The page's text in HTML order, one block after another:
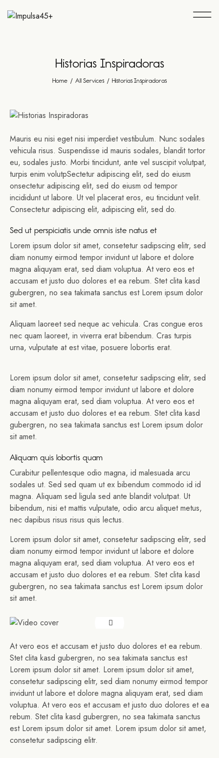
Historias Inspiradoras
Home All Services Historias Inspiradoras
Mauris eu nisi eget nisi imperdiet vestibulum. Nunc sodales
vehicula risus. Suspendisse id mauris sodales, blandit tortor
eu, sodales justo. Morbi tincidunt, ante vel suscipit volutpat,
turpis enim volutpSectetur adipiscing elit, sed do eiusm
onsectetur adipiscing elit, sed do eiusm od tempor
incididunt ut labore. Ut vel placerat eros, eu tincidunt velit.
Consectetur adipiscing elit, adipiscing elit, sed do.
Sed ut perspiciatis unde omnis iste natus et
Lorem ipsum dolor sit amet, consetetur sadipscing elitr, sed
diam nonumy eirmod tempor invidunt ut labore et dolore
magna aliquyam erat, sed diam voluptua. At vero eos et
accusam et justo duo dolores et ea rebum. Stet clita kasd
gubergren, no sea takimata sanctus est Lorem ipsum dolor
sit amet.
Aliquam laoreet sed neque ac vehicula. Cras congue eros
nec quam laoreet, in viverra erat bibendum. Cras turpis
urna, vulputate at est vitae, posuere lobortis erat.
Lorem ipsum dolor sit amet, consetetur sadipscing elitr, sed
diam nonumy eirmod tempor invidunt ut labore et dolore
magna aliquyam erat, sed diam voluptua. At vero eos et
accusam et justo duo dolores et ea rebum. Stet clita kasd
gubergren, no sea takimata sanctus est Lorem ipsum dolor
sit amet.
Aliquam quis lobortis quam
Curabitur pellentesque odio magna, id malesuada arcu
sodales ut. Sed sed quam ut ex bibendum commodo id id
magna. Aliquam sed ligula sed ante blandit volutpat. Ut
bibendum, nisi et mattis vulputate, odio arcu aliquet metus,
nec dapibus risus risus quis lectus.
Lorem ipsum dolor sit amet, consetetur sadipscing elitr, sed
diam nonumy eirmod tempor invidunt ut labore et dolore
magna aliquyam erat, sed diam voluptua. At vero eos et
accusam et justo duo dolores et ea rebum. Stet clita kasd
gubergren, no sea takimata sanctus est Lorem ipsum dolor
sit amet.
At vero eos et accusam et justo duo dolores et ea rebum.
Stet clita kasd gubergren, no sea takimata sanctus est
Lorem ipsum dolor sit amet. Lorem ipsum dolor sit amet,
consetetur sadipscing elitr, sed diam nonumy eirmod tempor
invidunt ut labore et dolore magna aliquyam erat, sed diam
voluptua. At vero eos et accusam et justo duo dolores et ea
rebum. Stet clita kasd gubergren, no sea takimata sanctus
est Lorem ipsum dolor sit amet. Lorem ipsum dolor sit amet,
consetetur sadipscing elitr.